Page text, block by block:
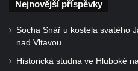
Pomník prvního a druhého
Nejnovější příspěvky
Socha Snář u kostela svatého
nad Vltavou
Historická studna ve Hluboké